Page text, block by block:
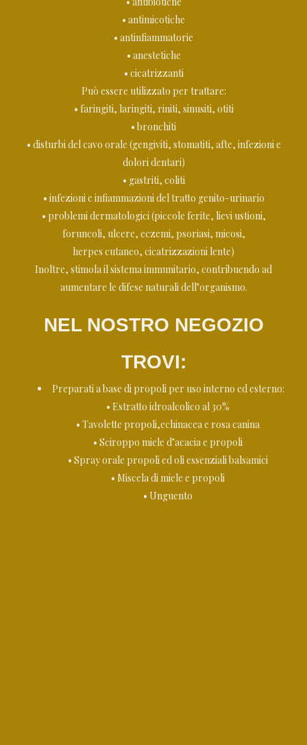
• antimicotiche
• antinfiammatorie
• anestetiche
• cicatrizzanti
Può essere utilizzato per trattare:
• faringiti, laringiti, riniti, sinusiti, otiti
• bronchiti
• disturbi del cavo orale (gengiviti, stomatiti, afte, infezioni e
dolori dentari)
• gastriti, coliti
• infezioni e infiammazioni del tratto genito-urinario
• problemi dermatologici (piccole ferite, lievi ustioni,
foruncoli, ulcere, eczemi, psoriasi, micosi,
herpes cutaneo, cicatrizzazioni lente)
Inoltre, stimola il sistema immunitario, contribuendo ad
aumentare le difese naturali dell’organismo.
NEL NOSTRO NEGOZIO
TROVI:
Preparati a base di propoli per uso interno ed esterno:
• Estratto idroalcolico al 30%
• Tavolette propoli,echinacea e rosa canina
• Sciroppo miele d’acacia e propoli
• Spray orale propoli ed oli essenziali balsamici
• Miscela di miele e propoli
• Unguento